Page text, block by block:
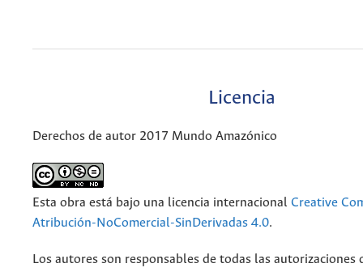
Licencia
Derechos de autor 2017 Mundo Amazónico
Esta obra está bajo una licencia internacional Creative
Atribución-NoComercial-SinDerivadas 4.0.
Los autores son responsables de todas las autorizaciones